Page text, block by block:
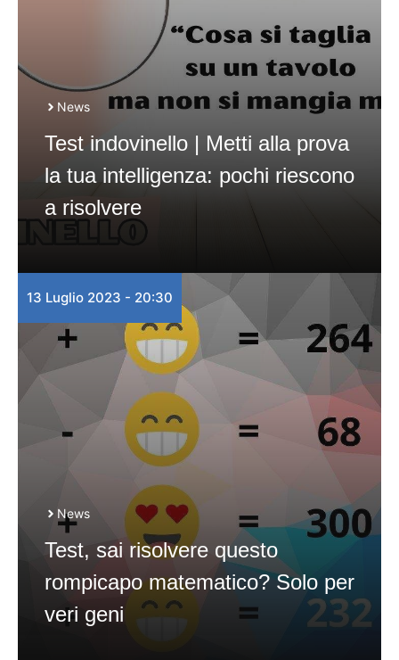
News
Test indovinello | Metti alla prova
la tua intelligenza: pochi riescono
a risolvere
13 Luglio 2023 - 20:30
News
Test, sai risolvere questo
rompicapo matematico? Solo per
veri geni